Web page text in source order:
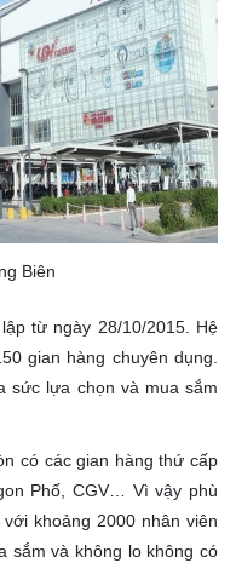
Biên
từ ngày 28/10/2015. Hệ
gian hàng chuyên dụng.
sức lựa chọn và mua sắm
có các gian hàng thứ cấp
Phố, CGV… Vì vậy phù
khoảng 2000 nhân viên
sắm và không lo không có